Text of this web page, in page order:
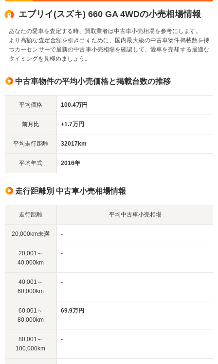
エブリイ(スズキ) 660 GA 4WDの小売相場情報
あなたの愛車を査定する時、買取業者は中古車小売相場を参考にします。
より高額な査定金額を引き出すために、国内最大級の中古車物件掲載数を持
つカーセンサーで最新の中古車小売相場を確認して、愛車を売却する最適な
タイミングを見極めましょう。
中古車物件の平均小売価格と掲載台数の推移
平均価格 100.4万円
前月比 +1.7万円
平均走行距離 32017km
平均年式 2016年
走行距離別 中古車小売相場情報
走行距離 平均中古車小売相場
20,000km未満 -
20,001～
40,000km
-
40,001～
60,000km
-
60,001～
80,000km
69.9万円
80,001～
100,000km
-